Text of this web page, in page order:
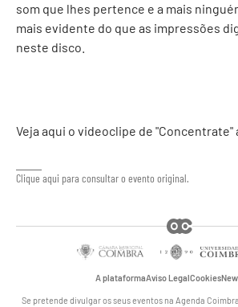
som que lhes pertence e a mais
mais evidente do que as impressões
neste disco.
Veja aqui o videoclipe de "Concentrate"
Clique aqui para consultar o evento original.
A plataformaAviso LegalCookies
Se pretende divulgar os seus eventos na Agenda